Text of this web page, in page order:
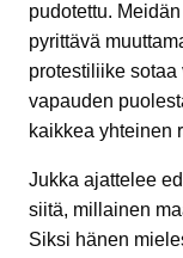
pudotettu.
pyrittävä
protestiliike
vapauden
kaikkea yhteinen
Jukka ajattelee
siitä, millainen
Siksi hänen